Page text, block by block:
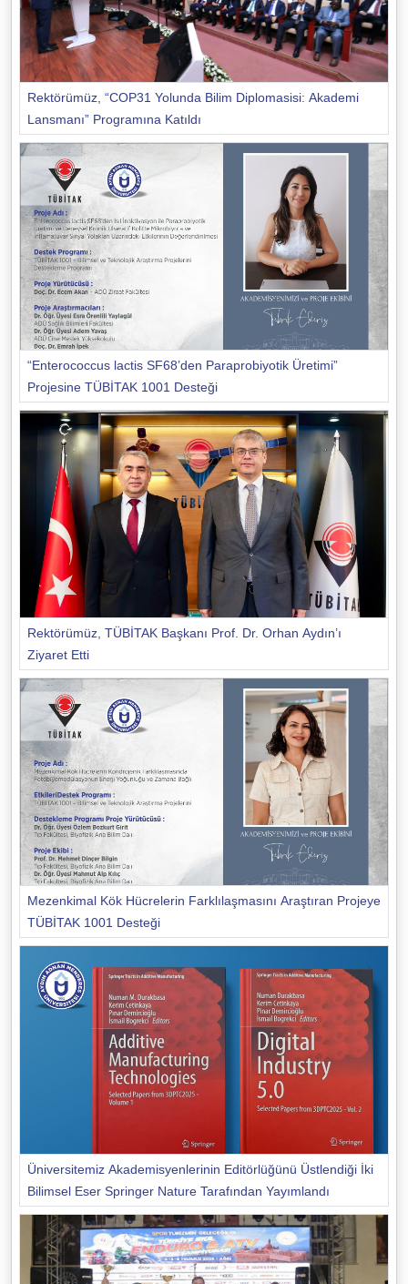
Rektörümüz, “COP31 Yolunda Bilim Diplomasisi: Akademi
Lansmanı” Programına Katıldı
“Enterococcus lactis SF68’den Paraprobiyotik Üretimi”
Projesine TÜBİTAK 1001 Desteği
Rektörümüz, TÜBİTAK Başkanı Prof. Dr. Orhan Aydın’ı
Ziyaret Etti
Mezenkimal Kök Hücrelerin Farklılaşmasını Araştıran Projeye
TÜBİTAK 1001 Desteği
Üniversitemiz Akademisyenlerinin Editörlüğünü Üstlendiği İki
Bilimsel Eser Springer Nature Tarafından Yayımlandı